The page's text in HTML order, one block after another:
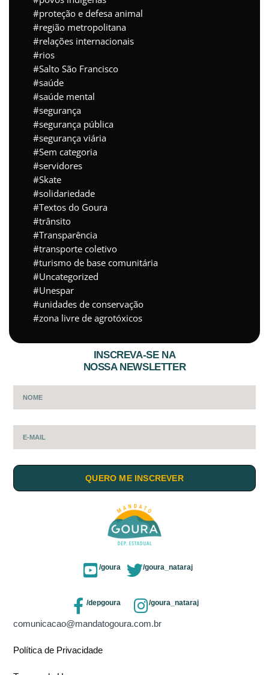
proteção e defesa animal
região metropolitana
relações internacionais
rios
Salto São Francisco
saúde
saúde mental
segurança
segurança pública
segurança viária
Sem categoria
servidores
Skate
solidariedade
Textos do Goura
trânsito
Transparência
transporte coletivo
turismo de base comunitária
Uncategorized
Unespar
unidades de conservação
zona livre de agrotóxicos
INSCREVA-SE NA
NOSSA NEWSLETTER
QUERO ME INSCREVER
/goura /goura_nataraj
/depgoura /goura_nataraj
comunicacao@mandatogoura.com.br
Política de Privacidade